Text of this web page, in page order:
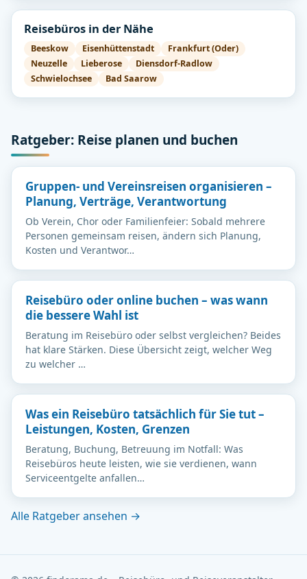
Reisebüros in der Nähe
Beeskow Eisenhüttenstadt
Frankfurt (Oder)
Neuzelle
Lieberose
Diensdorf-Radlow
Schwielochsee
Bad Saarow
Ratgeber: Reise planen und buchen
Gruppen- und Vereinsreisen organisieren –
Planung, Verträge, Verantwortung
Ob Verein, Chor oder Familienfeier: Sobald mehrere
Personen gemeinsam reisen, ändern sich Planung,
Kosten und Verantwor…
Reisebüro oder online buchen – was wann
die bessere Wahl ist
Beratung im Reisebüro oder selbst vergleichen? Beides
hat klare Stärken. Diese Übersicht zeigt, welcher Weg
zu welcher …
Was ein Reisebüro tatsächlich für Sie tut –
Leistungen, Kosten, Grenzen
Beratung, Buchung, Betreuung im Notfall: Was
Reisebüros heute leisten, wie sie verdienen, wann
Serviceentgelte anfallen…
Alle Ratgeber ansehen →